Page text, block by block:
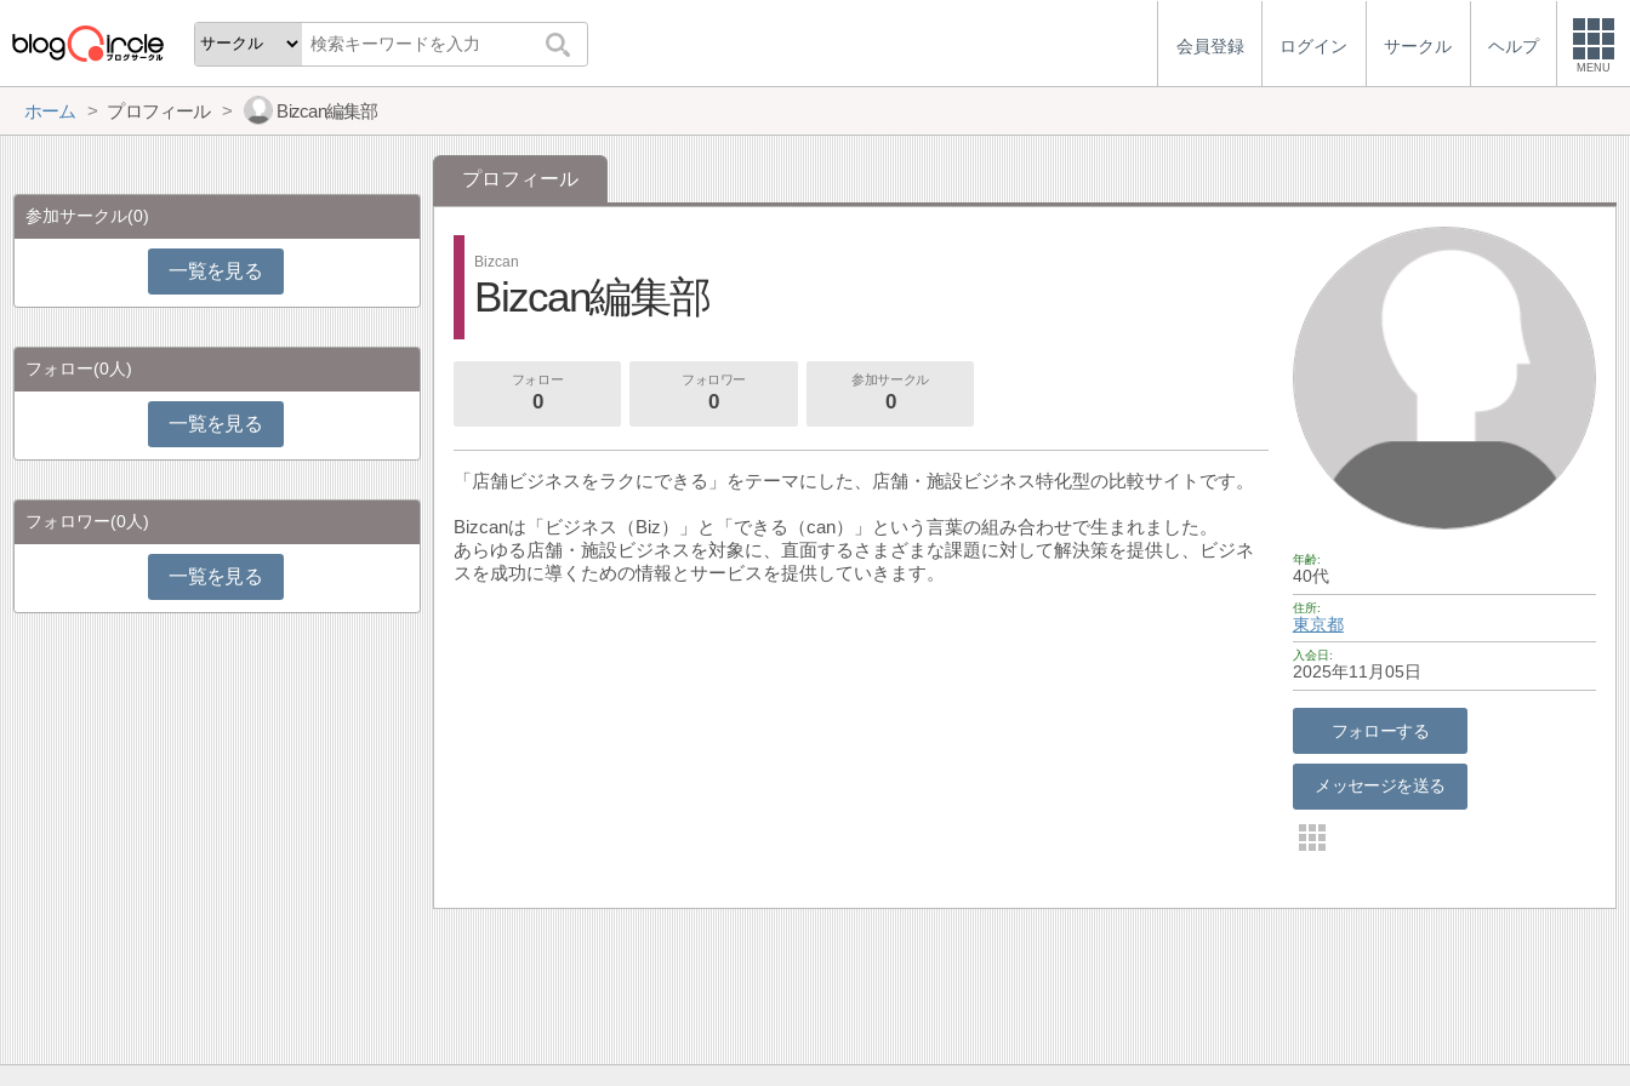
会員登録 ログイン サークル ヘルプ
MENU
ホーム プロフィール Bizcan編集部
プロフィール
Bizcan
Bizcan編集部
フォロー
0
フォロワー
0
参加サークル
0
年齢
40代
住所
東京都
入会日
2025年11月05日
フォローする
メッセージを送る
「店舗ビジネスをラクにできる」をテーマにした、店舗・施設ビジネス特化型の比較サイトです。
Bizcanは「ビジネス（Biz）」と「できる（can）」という言葉の組み合わせで生まれました。
あらゆる店舗・施設ビジネスを対象に、直面するさまざまな課題に対して解決策を提供し、ビジネ
スを成功に導くための情報とサービスを提供していきます。
参加サークル(0)
一覧を見る
フォロー(0人)
一覧を見る
フォロワー(0人)
一覧を見る